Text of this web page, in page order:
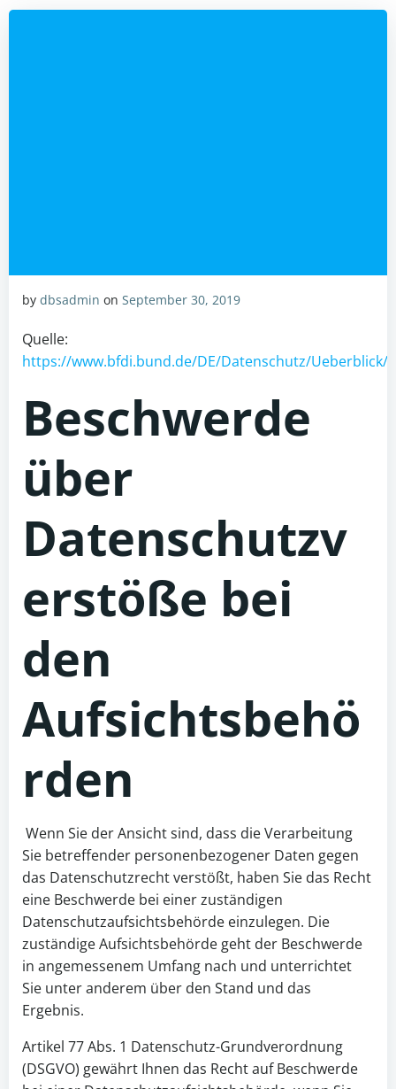
by dbsadmin on September 30, 2019
Quelle:
https://www.bfdi.bund.de/DE/Datenschutz/
Beschwerde
über
Datenschutzv
erstöße bei
den
Aufsichtsbehö
rden
Wenn Sie der Ansicht sind, dass die Verarbeitung
Sie betreffender personenbezogener Daten gegen
das Datenschutzrecht verstößt, haben Sie das Recht
eine Beschwerde bei einer zuständigen
Datenschutzaufsichtsbehörde einzulegen. Die
zuständige Aufsichtsbehörde geht der Beschwerde
in angemessenem Umfang nach und unterrichtet
Sie unter anderem über den Stand und das
Ergebnis.
Artikel 77 Abs. 1 Datenschutz-Grundverordnung
(DSGVO) gewährt Ihnen das Recht auf Beschwerde